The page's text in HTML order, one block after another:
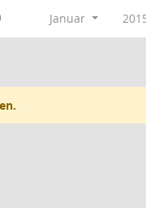
Januar